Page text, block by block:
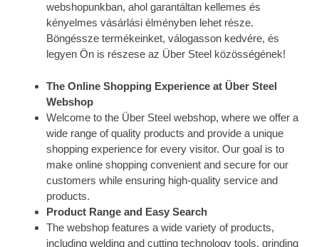
webshopunkban, ahol garantáltan kellemes és
kényelmes vásárlási élményben lehet része.
Böngéssze termékeinket, válogasson kedvére, és
legyen Ön is részese az Über Steel közösségének!
The Online Shopping Experience at Über Steel
Webshop
Welcome to the Über Steel webshop, where we offer a
wide range of quality products and provide a unique
shopping experience for every visitor. Our goal is to
make online shopping convenient and secure for our
customers while ensuring high-quality service and
products.
Product Range and Easy Search
The webshop features a wide variety of products,
including welding and cutting technology tools, grinding